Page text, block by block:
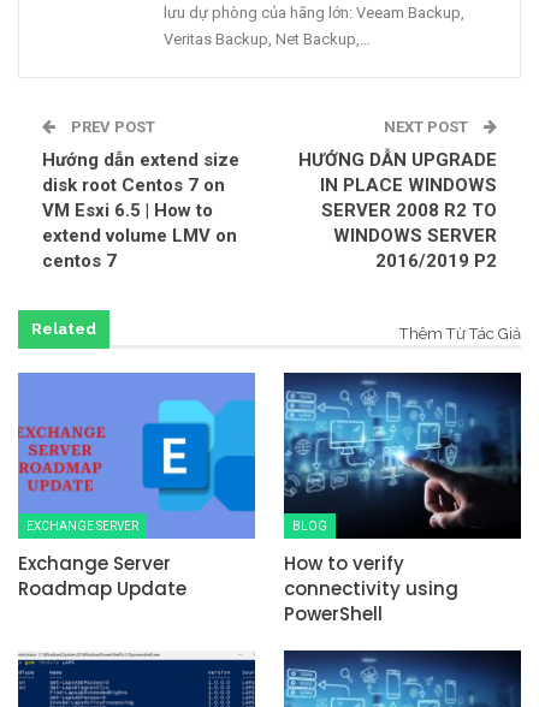
lưu dự phòng của hãng lớn: Veeam Backup,
Veritas Backup, Net Backup,…
PREV POST
Hướng dẫn extend size
disk root Centos 7 on
VM Esxi 6.5 | How to
extend volume LMV on
centos 7
NEXT POST
HƯỚNG DẪN UPGRADE
IN PLACE WINDOWS
SERVER 2008 R2 TO
WINDOWS SERVER
2016/2019 P2
Related Thêm Từ Tác Giả
EXCHANGE SERVER
Exchange Server
Roadmap Update
BLOG
How to verify
connectivity using
PowerShell